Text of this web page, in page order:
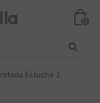
0
Estuche 2